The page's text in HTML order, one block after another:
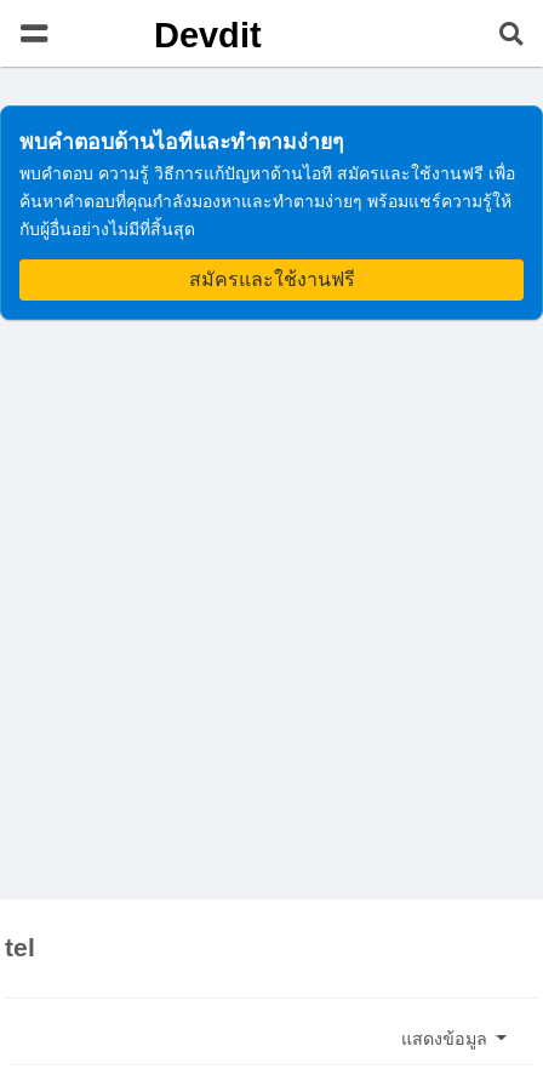
Devdit
พบคำตอบด้านไอทีและทำตามง่ายๆ
พบคำตอบ ความรู้ วิธีการแก้ปัญหาด้านไอที สมัครและใช้งานฟรี เพื่อ
ค้นหาคำตอบที่คุณกำลังมองหาและทำตามง่ายๆ พร้อมแชร์ความรู้ให้
กับผู้อื่นอย่างไม่มีที่สิ้นสุด
สมัครและใช้งานฟรี
tel
แสดงข้อมูล